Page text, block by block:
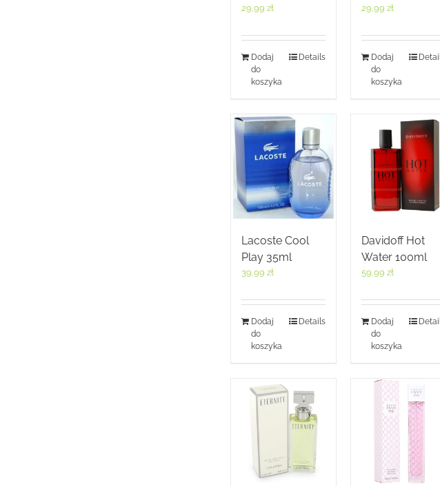
29,99 zł
Dodaj
do
koszyka
Details
29,99 zł
Dodaj
do
koszyka
Lacoste Cool
Play 35ml
39,99 zł
Dodaj
do
koszyka
Details
Davidoff Hot
Water 100ml
59,99 zł
Dodaj
do
koszyka